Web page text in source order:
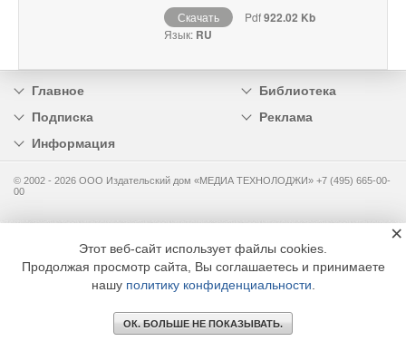
Скачать Pdf922.02 Kb
Язык: RU
Главное
Библиотека
Подписка
Реклама
Информация
© 2002 - 2026 OOO Издательский дом «МЕДИА ТЕХНОЛОДЖИ» +7 (495) 665-00-
00
Этот веб-сайт использует файлы cookies.
Продолжая просмотр сайта, Вы соглашаетесь и принимаете
нашу политику конфиденциальности
ОК. БОЛЬШЕ НЕ ПОКАЗЫВАТЬ.
×